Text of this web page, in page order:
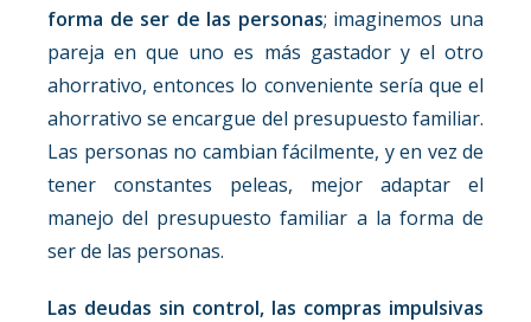
forma de ser de las personas; imaginemos una
pareja en que uno es más gastador y el otro
ahorrativo, entonces lo conveniente sería que el
ahorrativo se encargue del presupuesto familiar.
Las personas no cambian fácilmente, y en vez de
tener constantes peleas, mejor adaptar el
manejo del presupuesto familiar a la forma de
ser de las personas.
Las deudas sin control, las compras impulsivas